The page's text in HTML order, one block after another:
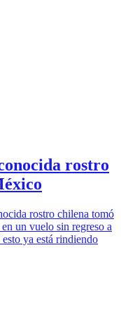
rostro
rostro chilena tomó
un vuelo sin regreso a
ya está rindiendo